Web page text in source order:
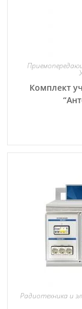
Комплект
Радиотехника и